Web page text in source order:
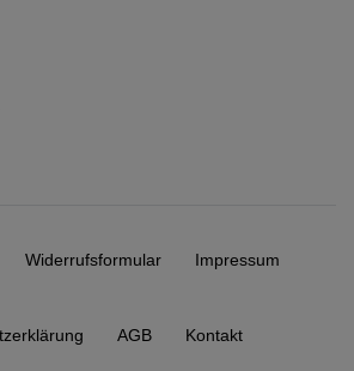
Widerrufs­formular Impressum
AGB Kontakt